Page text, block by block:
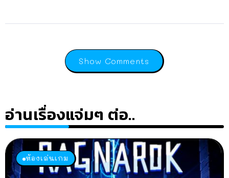
Show Comments
อ่านเรื่องแจ่มๆ ต่อ..
ห้องเล่นเกม